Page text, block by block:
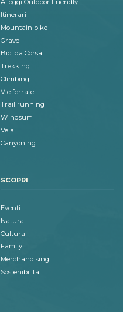
Alloggi Outdoor Friendly
Itinerari
Mountain bike
Gravel
Bici da Corsa
Trekking
Climbing
Vie ferrate
Trail running
Windsurf
Vela
Canyoning
SCOPRI
Eventi
Natura
Cultura
Family
Merchandising
Sostenibilità